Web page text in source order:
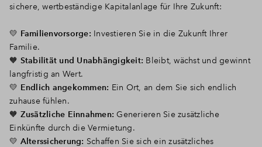
sichere, wertbeständige Kapitalanlage für Ihre Zukunft:
💛 Familienvorsorge: Investieren Sie in die Zukunft Ihrer
Familie.
🧡 Stabilität und Unabhängigkeit: Bleibt, wächst und gewinnt
langfristig an Wert.
💛 Endlich angekommen: Ein Ort, an dem Sie sich endlich
zuhause fühlen.
🧡 Zusätzliche Einnahmen: Generieren Sie zusätzliche
Einkünfte durch die Vermietung.
💛 Alterssicherung: Schaffen Sie sich ein zusätzliches